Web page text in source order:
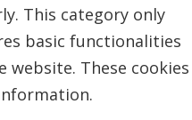
This category only
basic functionalities
These cookies